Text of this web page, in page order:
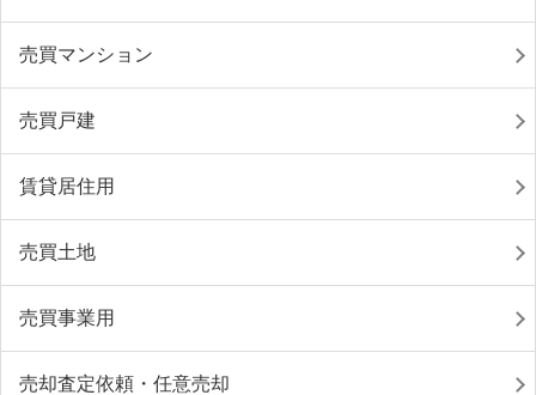
売買マンション
売買戸建
賃貸居住用
売買土地
売買事業用
売却査定依頼・任意売却